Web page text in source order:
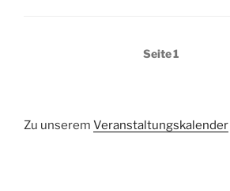
Seitennummerierung
Seite1
Zu unserem Veranstaltungskalender